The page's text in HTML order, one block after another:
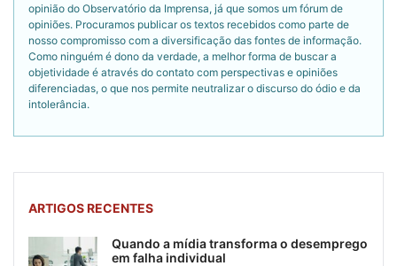
opinião do Observatório da Imprensa, já que somos um fórum de
opiniões. Procuramos publicar os textos recebidos como parte de
nosso compromisso com a diversificação das fontes de informação.
Como ninguém é dono da verdade, a melhor forma de buscar a
objetividade é através do contato com perspectivas e opiniões
diferenciadas, o que nos permite neutralizar o discurso do ódio e da
intolerância.
ARTIGOS RECENTES
Quando a mídia transforma o desemprego
em falha individual